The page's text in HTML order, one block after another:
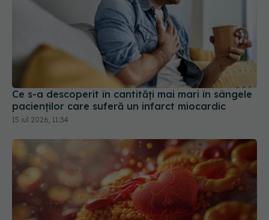
Ce s-a descoperit în cantități mai mari în sângele
pacienților care suferă un infarct miocardic
15 iul 2026, 11:34